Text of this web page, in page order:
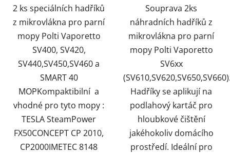
2 ks speciálních hadříků
z mikrovlákna pro parní
mopy Polti Vaporetto
SV400, SV420,
SV440,SV450,SV460 a
SMART 40
MOPKompaktibilní a
vhodné pro tyto mopy :
TESLA SteamPower
FX50CONCEPT CP 2010,
CP2000IMETEC 8148
Souprava 2ks
náhradních hadříků z
mikrovlákna pro parní
mopy Polti Vaporetto
SV6xx
Hadříky se aplikují na
podlahový kartáč pro
hloubkové čištění
jakéhokoliv domácího
prostředí. Ideální pro